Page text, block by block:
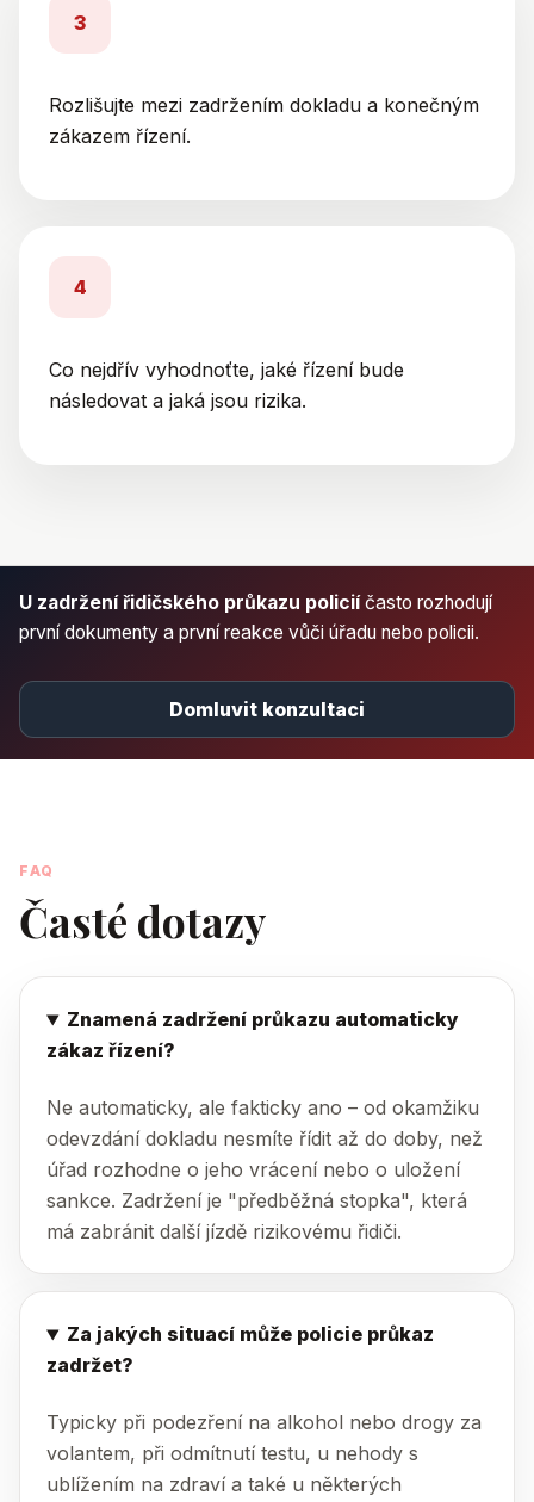
3
Rozlišujte mezi zadržením dokladu a konečným
zákazem řízení.
4
Co nejdřív vyhodnoťte, jaké řízení bude
následovat a jaká jsou rizika.
U zadržení řidičského průkazu policiíčasto rozhodují
první dokumenty a první reakce vůči úřadu nebo policii.
Domluvit konzultaci
FAQ
Časté dotazy
Znamená zadržení průkazu automaticky
zákaz řízení?
Ne automaticky, ale fakticky ano – od okamžiku
odevzdání dokladu nesmíte řídit až do doby, než
úřad rozhodne o jeho vrácení nebo o uložení
sankce. Zadržení je "předběžná stopka", která
má zabránit další jízdě rizikovému řidiči.
Za jakých situací může policie průkaz
zadržet?
Typicky při podezření na alkohol nebo drogy za
volantem, při odmítnutí testu, u nehody s
ublížením na zdraví a také u některých